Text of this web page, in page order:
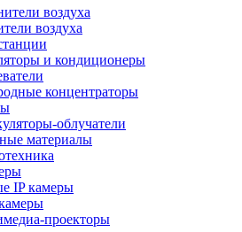
воздуха
воздуха
и кондиционеры
концентраторы
облучатели
материалы
IP камеры
проекторы